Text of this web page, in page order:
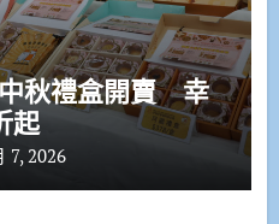
秋禮盒開賣 幸
起
7, 2026